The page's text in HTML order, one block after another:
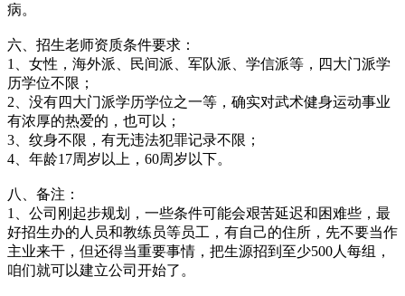
病。
六、招生老师资质条件要求：
1、女性，海外派、民间派、军队派、学信派等，四大门派学
历学位不限；
2、没有四大门派学历学位之一等，确实对武术健身运动事业
有浓厚的热爱的，也可以；
3、纹身不限，有无违法犯罪记录不限；
4、年龄17周岁以上，60周岁以下。
八、备注：
1、公司刚起步规划，一些条件可能会艰苦延迟和困难些，最
好招生办的人员和教练员等员工，有自己的住所，先不要当作
主业来干，但还得当重要事情，把生源招到至少500人每组，
咱们就可以建立公司开始了。